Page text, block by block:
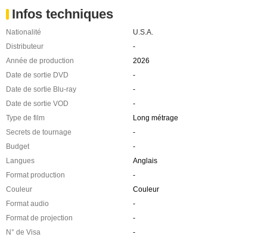
Infos techniques
Nationalité
U.S.A.
Distributeur
-
Année de production
2026
Date de sortie DVD
-
Date de sortie Blu-ray
-
Date de sortie VOD
-
Type de film
Long métrage
Secrets de tournage
-
Budget
-
Langues
Anglais
Format production
-
Couleur
Couleur
Format audio
-
Format de projection
-
N° de Visa
-